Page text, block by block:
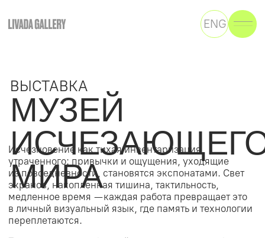
КУРСЫ
НАЧАТЬ ОБУЧЕНИЕ
ГАЛЕРЕЯ
О
ПЛАТФОРМЕ
МУЗЕЙ
ИСЧЕЗАЮЩЕГО
МИРА
Селекция конкурсантов курса AI CONCEPT
VIDEO в LIVADA SCHOOL по генерации AI-видео.
Исчезновение как тихая инвентаризация
утраченного: привычки и ощущения, уходящие
из повседневности, становятся экспонатами. Свет
экранов, накопленная тишина, тактильность,
медленное время — каждая работа превращает это
в личный визуальный язык, где память и технологии
переплетаются.
Пространство о цифровой усталости и новых формах
одиночества. Не фиксация утраты — поиск
её эмоционального ядра. Диалог между
человеческим опытом и потоком информации,
между зрителем и попыткой удержать момент.